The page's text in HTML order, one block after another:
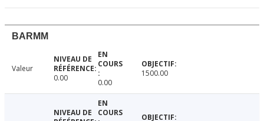
BARMM
Valeur
0.00
0.00
1500.00